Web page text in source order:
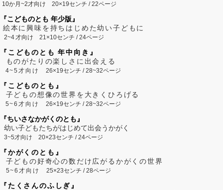
10か月~2才向け 20×19センチ / 22ページ
『こどものとも 年少版』
絵本に興味を持ちはじめた幼い子どもに
2~4才向け 21×10センチ / 24ページ
『こどものとも 年中向き』
ものがたりの楽しさに出会える
4~5才向け26×19センチ / 28~32ページ
『こどものとも』
子どもの想像の世界を大きくひろげる
5~6才向け26×19センチ / 28~32ページ
『ちいさなかがくのとも』
幼い子どもたちがはじめて出会うかがく
3~5才向け 20×23センチ / 24ページ
『かがくのとも』
子どもの好奇心の数だけ広がるかがくの世界
5~6才向け25×23センチ / 28ページ
『たくさんのふしぎ』